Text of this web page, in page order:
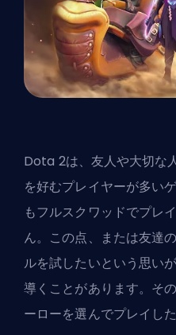
Dota 2は、友人や大切な
を好むプレイヤーが多い
もフルスクワッドでプレ
ん。この点、または友達
ルを試したいという思い
導くことがあります。そ
ーローを選んでプレイし